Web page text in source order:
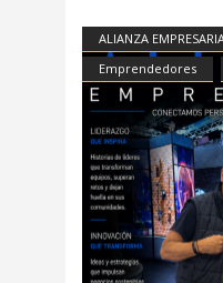
ALIANZA
Emprendedores